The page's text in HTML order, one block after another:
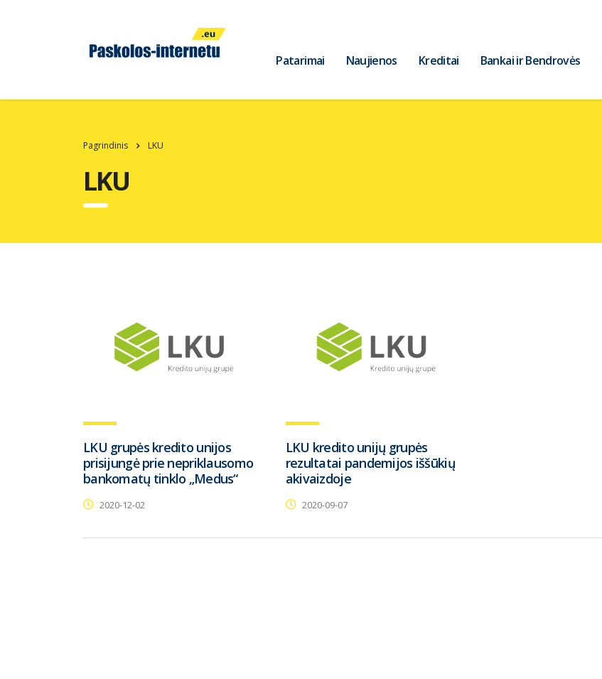
Patarimai Naujienos Kreditai Bankai ir Bendrovės
Pagrindinis LKU
LKU
LKU grupės kredito unijos
prisijungė prie nepriklausomo
bankomatų tinklo „Medus“
2020-12-02
LKU kredito unijų grupės
rezultatai pandemijos iššūkių
akivaizdoje
2020-09-07